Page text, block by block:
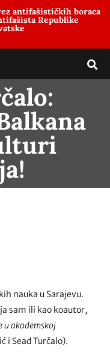
antifašističkih boraca
Republike
nauka u Sarajevu.
sam ili kao koautor,
u akademskoj
i Sead Turčalo).